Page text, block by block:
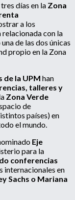
días en la Zona
a los
relacionada con la
una de las dos únicas
propio en la Zona
de la UPM han
talleres y
Zona Verde
de
países) en
el mundo.
Eje
para la
conferencias
internacionales en
Sachs o Mariana